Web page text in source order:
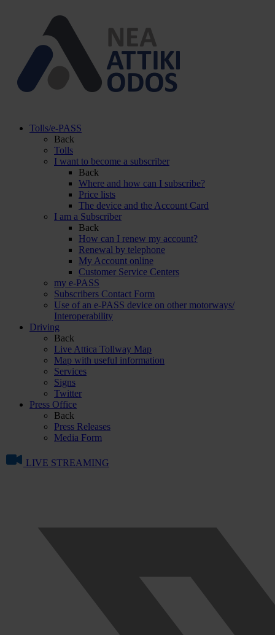
Tolls/e-PASS
Back
Tolls
I want to become a subscriber
Back
Where and how can I subscribe?
Price lists
The device and the Account Card
I am a Subscriber
Back
How can I renew my account?
Renewal by telephone
My Account online
Customer Service Centers
my e-PASS
Subscribers Contact Form
Use of an e-PASS device on other motorways/
Interoperability
Driving
Back
Live Attica Tollway Map
Map with useful information
Services
Signs
Twitter
Press Office
Back
Press Releases
Media Form
LIVE STREAMING